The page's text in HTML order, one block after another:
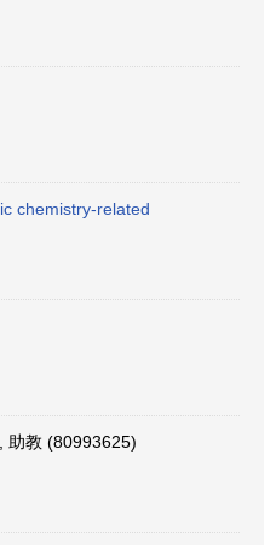
chemistry-related
助教 (80993625)